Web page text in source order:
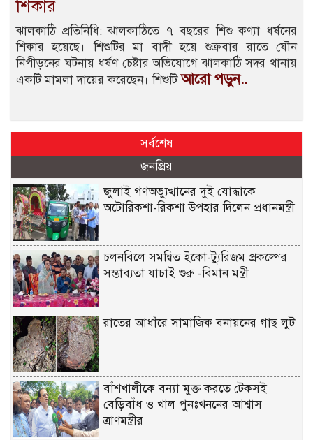
শিকার
ঝালকাঠি প্রতিনিধি: ঝালকাঠিতে ৭ বছরের শিশু কণ্যা ধর্ষনের
শিকার হয়েছে। শিশুটির মা বাদী হয়ে শুক্রবার রাতে যৌন
নিপীড়নের ঘটনায় ধর্ষণ চেষ্টার অভিযোগে ঝালকাঠি সদর থানায়
একটি মামলা দায়ের করেছেন। শিশুটিআরো পড়ুন..
সর্বশেষ
জনপ্রিয়
জুলাই গণঅভ্যুত্থানের দুই যোদ্ধাকে
অটোরিকশা-রিকশা উপহার দিলেন প্রধানমন্ত্রী
চলনবিলে সমন্বিত ইকো-ট্যুরিজম প্রকল্পের
সম্ভাব্যতা যাচাই শুরু -বিমান মন্ত্রী
রাতের আধাঁরে সামাজিক বনায়নের গাছ লুট
বাঁশখালীকে বন্যা মুক্ত করতে টেকসই
বেড়িবাঁধ ও খাল পুনঃখননের আশ্বাস
ত্রাণমন্ত্রীর